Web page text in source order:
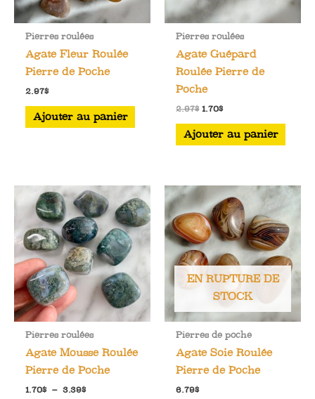
Pierres roulées
Agate Fleur Roulée
Pierre de Poche
2.97$
Ajouter au panier
Pierres roulées
Agate Guépard
Roulée Pierre de
Poche
2.97$ Le
initial
1.70$Le
actuel
Ajouter au panier
Pierres roulées
Agate Mousse Roulée
Pierre de Poche
1.70$ – 3.39$Plage
EN RUPTURE DE
STOCK
Pierres de poche
Agate Soie Roulée
Pierre de Poche
6.79$